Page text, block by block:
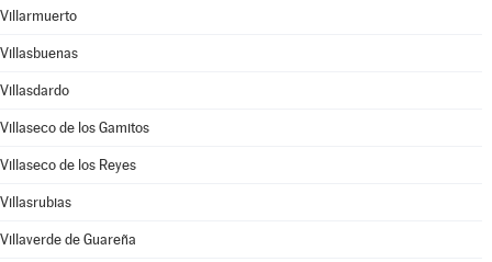
Villarmuerto
Villasbuenas
Villasdardo
Villaseco de los Gamitos
Villaseco de los Reyes
Villasrubias
Villaverde de Guareña